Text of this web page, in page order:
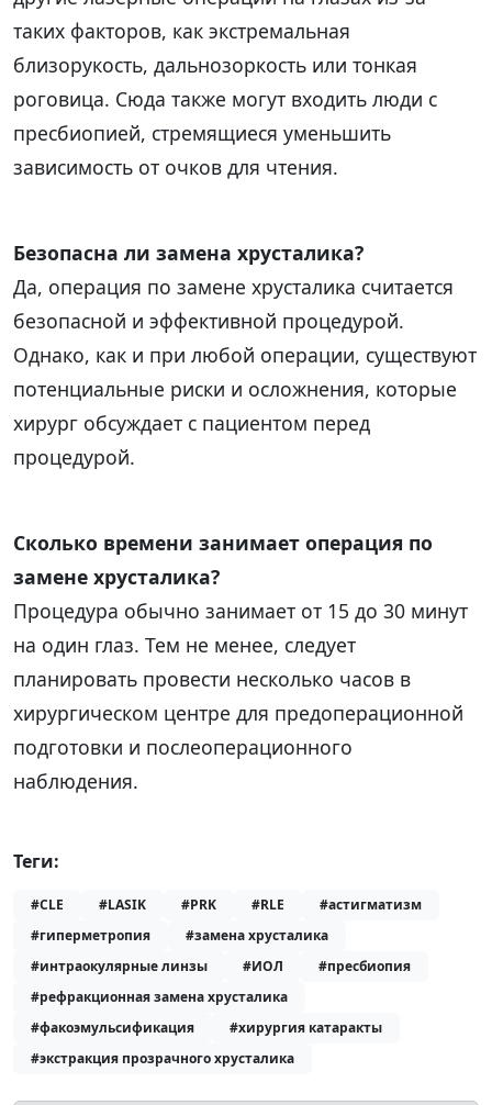
таких факторов, как экстремальная
близорукость, дальнозоркость или тонкая
роговица. Сюда также могут входить люди с
пресбиопией, стремящиеся уменьшить
зависимость от очков для чтения.
Безопасна ли замена хрусталика?
Да, операция по замене хрусталика считается
безопасной и эффективной процедурой.
Однако, как и при любой операции, существуют
потенциальные риски и осложнения, которые
хирург обсуждает с пациентом перед
процедурой.
Сколько времени занимает операция по
замене хрусталика?
Процедура обычно занимает от 15 до 30 минут
на один глаз. Тем не менее, следует
планировать провести несколько часов в
хирургическом центре для предоперационной
подготовки и послеоперационного
наблюдения.
Теги:
#CLE #LASIK #PRK #RLE
#астигматизм
#гиперметропия
#замена хрусталика
#интраокулярные линзы
#ИОЛ
#пресбиопия
#рефракционная замена хрусталика
#факоэмульсификация
#хирургия катаракты
#экстракция прозрачного хрусталика